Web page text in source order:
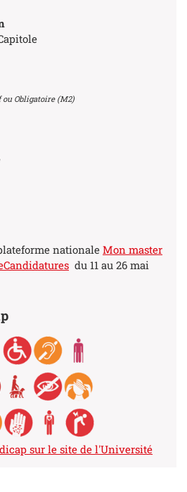
Obligatoire (M2)
des Stage(s)
nationale Mon master
du 11 au 26 mai
sur le site de l'Université